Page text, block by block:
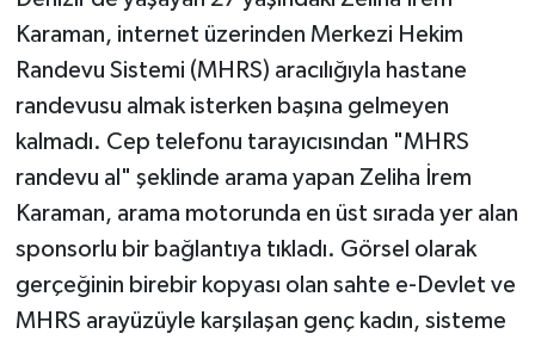
Karaman, internet üzerinden Merkezi Hekim
Randevu Sistemi (MHRS) aracılığıyla hastane
randevusu almak isterken başına gelmeyen
kalmadı. Cep telefonu tarayıcısından "MHRS
randevu al" şeklinde arama yapan Zeliha İrem
Karaman, arama motorunda en üst sırada yer alan
sponsorlu bir bağlantıya tıkladı. Görsel olarak
gerçeğinin birebir kopyası olan sahte e-Devlet ve
MHRS arayüzüyle karşılaşan genç kadın, sisteme